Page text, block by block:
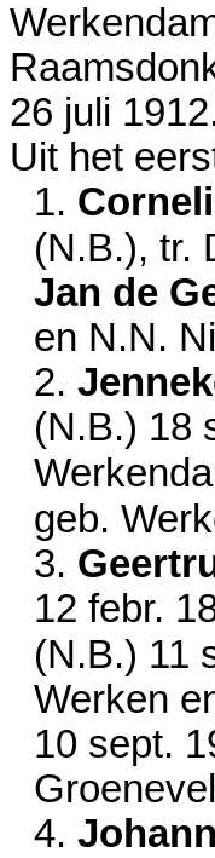
26 juli 1912
Uit het
1.
(N.B.), tr.
Jan de
en N.N.
2.
(N.B.) 18
geb.
3.
12 febr.
(N.B.) 11
Werken
10 sept.
4.